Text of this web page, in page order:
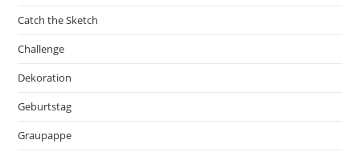
Catch the Sketch
Challenge
Dekoration
Geburtstag
Graupappe